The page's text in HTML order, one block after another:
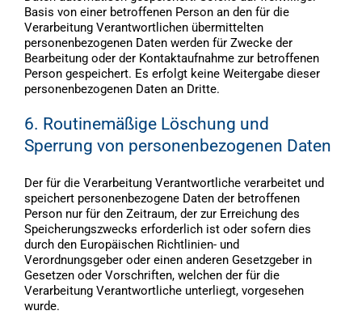
Basis von einer betroffenen Person an den für die
Verarbeitung Verantwortlichen übermittelten
personenbezogenen Daten werden für Zwecke der
Bearbeitung oder der Kontaktaufnahme zur betroffenen
Person gespeichert. Es erfolgt keine Weitergabe dieser
personenbezogenen Daten an Dritte.
6. Routinemäßige Löschung und
Sperrung von personenbezogenen Daten
Der für die Verarbeitung Verantwortliche verarbeitet und
speichert personenbezogene Daten der betroffenen
Person nur für den Zeitraum, der zur Erreichung des
Speicherungszwecks erforderlich ist oder sofern dies
durch den Europäischen Richtlinien- und
Verordnungsgeber oder einen anderen Gesetzgeber in
Gesetzen oder Vorschriften, welchen der für die
Verarbeitung Verantwortliche unterliegt, vorgesehen
wurde.